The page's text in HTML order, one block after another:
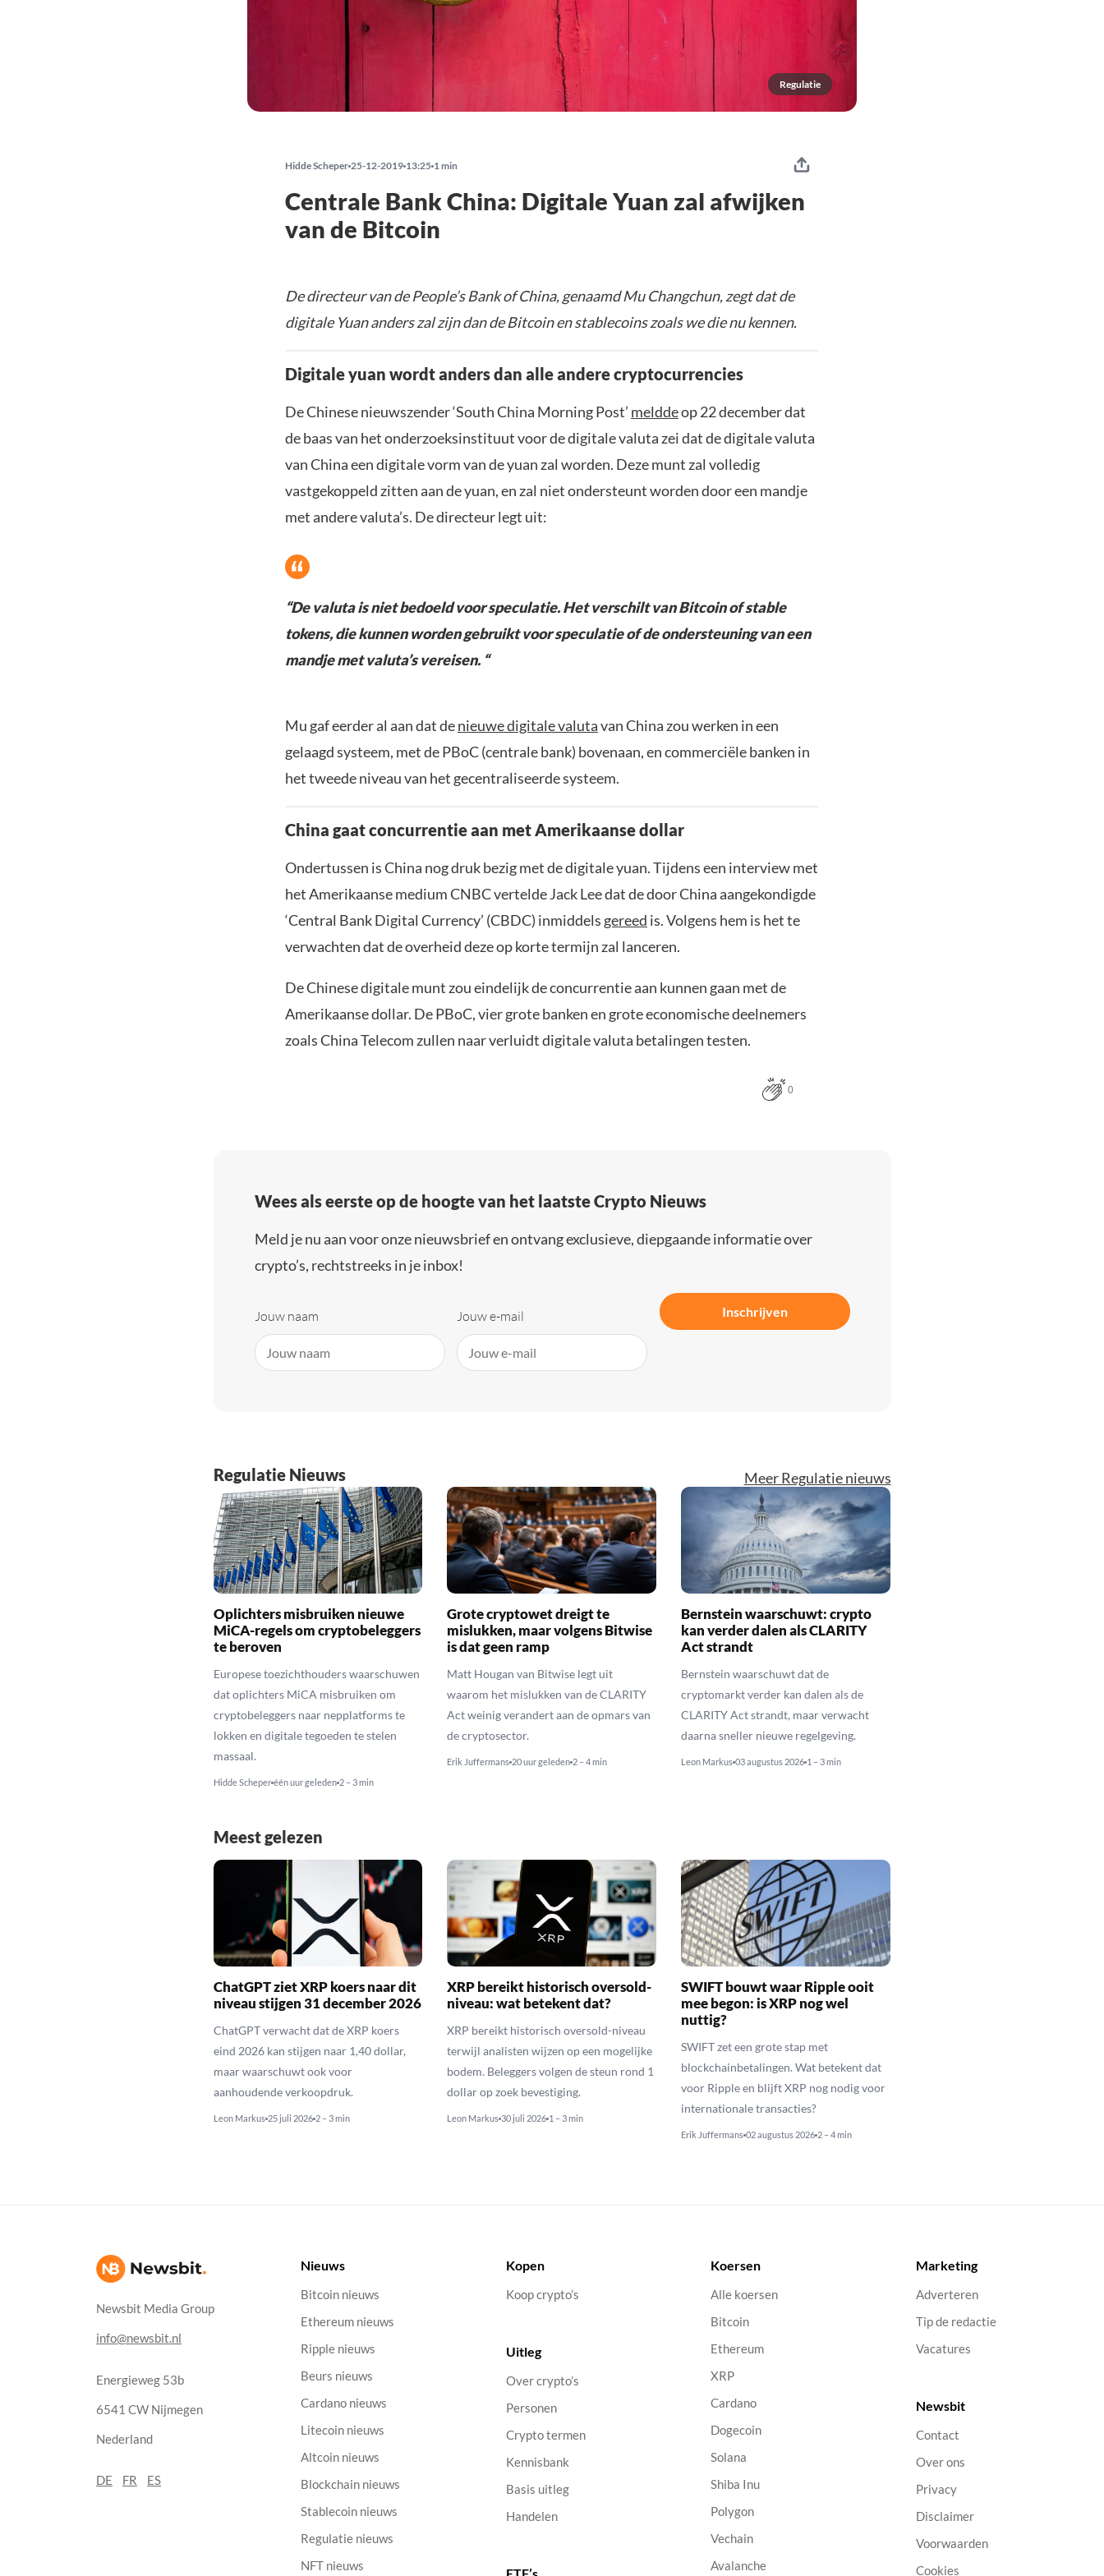
Regulatie
Hidde Scheper 25-12-2019 13:25 1 min
Centrale Bank China: Digitale Yuan zal afwijken
van de Bitcoin
De directeur van de People’s Bank of China, genaamd Mu Changchun, zegt dat de
digitale Yuan anders zal zijn dan de Bitcoin en stablecoins zoals we die nu kennen.
Digitale yuan wordt anders dan alle andere cryptocurrencies
De Chinese nieuwszender ‘South China Morning Post’ melddeop 22 december dat
de baas van het onderzoeksinstituut voor de digitale valuta zei dat de digitale valuta
van China een digitale vorm van de yuan zal worden. Deze munt zal volledig
vastgekoppeld zitten aan de yuan, en zal niet ondersteunt worden door een mandje
met andere valuta’s. De directeur legt uit:
“De valuta is niet bedoeld voor speculatie. Het verschilt van Bitcoin of stable
tokens, die kunnen worden gebruikt voor speculatie of de ondersteuning van een
mandje met valuta’s vereisen. “
Mu gaf eerder al aan dat denieuwe digitale valutavan China zou werken in een
gelaagd systeem, met de PBoC (centrale bank) bovenaan, en commerciële banken in
het tweede niveau van het gecentraliseerde systeem.
China gaat concurrentie aan met Amerikaanse dollar
Ondertussen is China nog druk bezig met de digitale yuan. Tijdens een interview met
het Amerikaanse medium CNBC vertelde Jack Lee dat de door China aangekondigde
‘Central Bank Digital Currency’ (CBDC) inmiddels gereed is. Volgens hem is het te
verwachten dat de overheid deze op korte termijn zal lanceren.
De Chinese digitale munt zou eindelijk de concurrentie aan kunnen gaan met de
Amerikaanse dollar. De PBoC, vier grote banken en grote economische deelnemers
zoals China Telecom zullen naar verluidt digitale valuta betalingen testen.
0
Wees als eerste op de hoogte van het laatste Crypto Nieuws
Meld je nu aan voor onze nieuwsbrief en ontvang exclusieve, diepgaande informatie over
crypto’s, rechtstreeks in je inbox!
Jouw naam Jouw e-mail Inschrijven
Regulatie Nieuws Meer Regulatie nieuws
Oplichters misbruiken nieuwe
MiCA-regels om cryptobeleggers
te beroven
Europese toezichthouders waarschuwen
dat oplichters MiCA misbruiken om
cryptobeleggers naar nepplatforms te
lokken en digitale tegoeden te stelen
massaal.
Hidde Scheper één uur geleden 2 – 3 min
Grote cryptowet dreigt te
mislukken, maar volgens Bitwise
is dat geen ramp
Matt Hougan van Bitwise legt uit
waarom het mislukken van de CLARITY
Act weinig verandert aan de opmars van
de cryptosector.
Erik Juffermans 20 uur geleden 2 – 4 min
Bernstein waarschuwt: crypto
kan verder dalen als CLARITY
Act strandt
Bernstein waarschuwt dat de
cryptomarkt verder kan dalen als de
CLARITY Act strandt, maar verwacht
daarna sneller nieuwe regelgeving.
Leon Markus 03 augustus 2026 1 – 3 min
Meest gelezen
ChatGPT ziet XRP koers naar dit
niveau stijgen 31 december 2026
ChatGPT verwacht dat de XRP koers
eind 2026 kan stijgen naar 1,40 dollar,
maar waarschuwt ook voor
aanhoudende verkoopdruk.
Leon Markus 25 juli 2026 2 – 3 min
XRP bereikt historisch oversold-
niveau: wat betekent dat?
XRP bereikt historisch oversold-niveau
terwijl analisten wijzen op een mogelijke
bodem. Beleggers volgen de steun rond 1
dollar op zoek bevestiging.
Leon Markus 30 juli 2026 1 – 3 min
SWIFT bouwt waar Ripple ooit
mee begon: is XRP nog wel
nuttig?
SWIFT zet een grote stap met
blockchainbetalingen. Wat betekent dat
voor Ripple en blijft XRP nog nodig voor
internationale transacties?
Erik Juffermans 02 augustus 2026 2 – 4 min
Newsbit Media Group
info@newsbit.nl
Energieweg 53b
6541 CW Nijmegen
Nederland
DE FR ES
Nieuws
Bitcoin nieuws
Ethereum nieuws
Ripple nieuws
Beurs nieuws
Cardano nieuws
Litecoin nieuws
Altcoin nieuws
Blockchain nieuws
Stablecoin nieuws
Regulatie nieuws
NFT nieuws
Kopen
Koop crypto’s
Uitleg
Over crypto’s
Personen
Crypto termen
Kennisbank
Basis uitleg
Handelen
Koersen
Alle koersen
Bitcoin
Ethereum
XRP
Cardano
Dogecoin
Solana
Shiba Inu
Polygon
Vechain
Avalanche
Marketing
Adverteren
Tip de redactie
Vacatures
Newsbit
Contact
Over ons
Privacy
Disclaimer
Voorwaarden
Cookies